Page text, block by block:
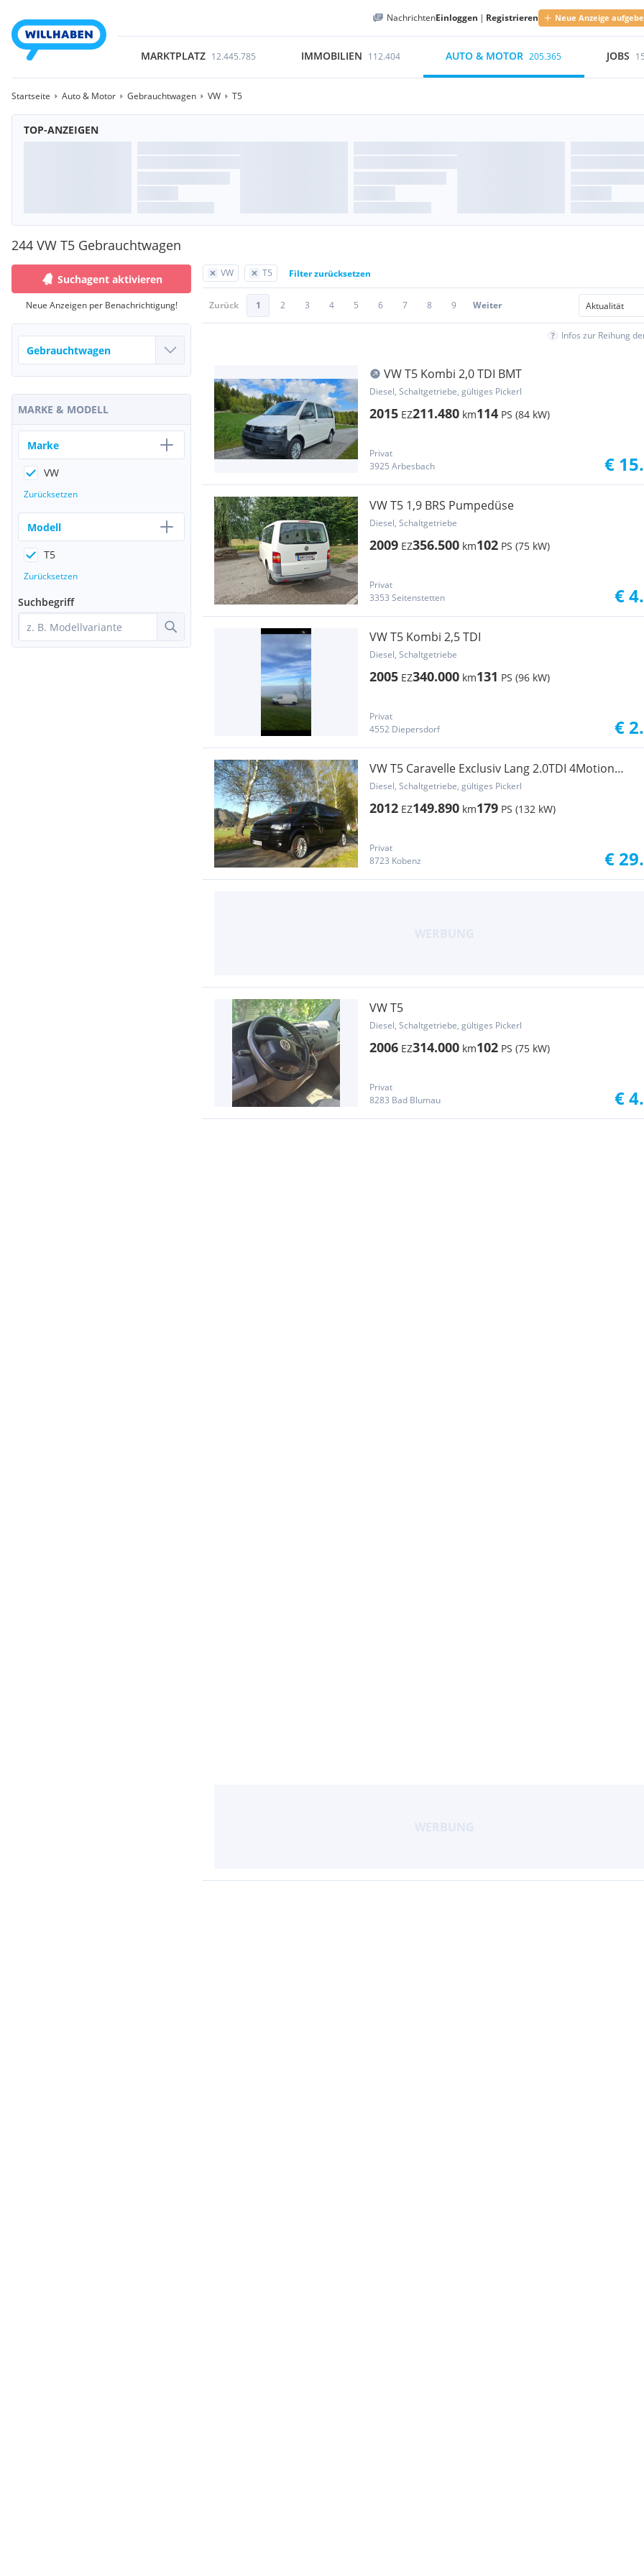
NachrichtenEinloggen | Registrieren Neue Anzeige
MARKTPLATZ 12.445.785 IMMOBILIEN 112.404 AUTO & MOTOR 205.365 JOBS
Startseite Auto & Motor Gebrauchtwagen VW T5
TOP-ANZEIGEN
244 VW T5 Gebrauchtwagen
VW T5 Filter zurücksetzen
Zurück 1 2 3 4 5 6 7 8 9 Weiter
Infos zur Reihung
VW T5 Kombi 2,0 TDI BMT
Diesel, Schaltgetriebe, gültiges Pickerl
2015 EZ211.480 km114 PS (84 kW)
Privat
3925 Arbesbach
€
VW T5 1,9 BRS Pumpedüse
Diesel, Schaltgetriebe
2009 EZ356.500 km102 PS (75 kW)
Privat
3353 Seitenstetten
€
VW T5 Kombi 2,5 TDI
Diesel, Schaltgetriebe
2005 EZ340.000 km131 PS (96 kW)
Privat
4552 Diepersdorf
€
VW T5 Caravelle Exclusiv Lang 2.0TDI 4Motion
Xenon
Diesel, Schaltgetriebe, gültiges Pickerl
2012 EZ149.890 km179 PS (132 kW)
Privat
8723 Kobenz
€
VW T5
Diesel, Schaltgetriebe, gültiges Pickerl
2006 EZ314.000 km102 PS (75 kW)
Privat
8283 Bad Blumau
€
Suchagent aktivieren
Neue Anzeigen per Benachrichtigung!
MARKE & MODELL
Marke
VW
Zurücksetzen
Modell
T5
Zurücksetzen
Suchbegriff